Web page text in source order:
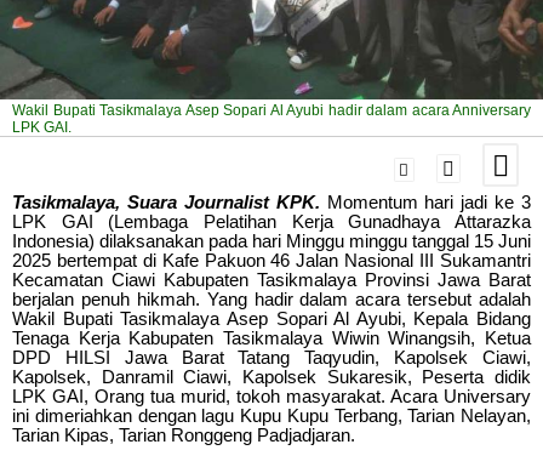
Wakil Bupati Tasikmalaya Asep Sopari Al Ayubi hadir dalam acara Anniversary
LPK GAI.
Tasikmalaya, Suara Journalist KPK. Momentum hari jadi ke 3
LPK GAI (Lembaga Pelatihan Kerja Gunadhaya Attarazka
Indonesia) dilaksanakan pada hari Minggu minggu tanggal 15 Juni
2025 bertempat di Kafe Pakuon 46 Jalan Nasional III Sukamantri
Kecamatan Ciawi Kabupaten Tasikmalaya Provinsi Jawa Barat
berjalan penuh hikmah. Yang hadir dalam acara tersebut adalah
Wakil Bupati Tasikmalaya Asep Sopari Al Ayubi, Kepala Bidang
Tenaga Kerja Kabupaten Tasikmalaya Wiwin Winangsih, Ketua
DPD HILSI Jawa Barat Tatang Taqyudin, Kapolsek Ciawi,
Kapolsek, Danramil Ciawi, Kapolsek Sukaresik, Peserta didik
LPK GAI, Orang tua murid, tokoh masyarakat. Acara Universary
ini dimeriahkan dengan lagu Kupu Kupu Terbang, Tarian Nelayan,
Tarian Kipas, Tarian Ronggeng Padjadjaran.